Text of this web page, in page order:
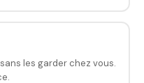
les garder chez vous.